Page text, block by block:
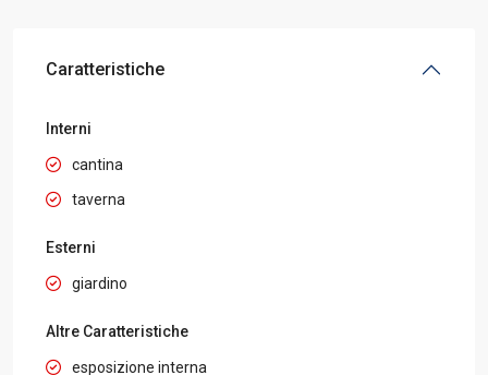
Caratteristiche
Interni
cantina
taverna
Esterni
giardino
Altre Caratteristiche
esposizione interna